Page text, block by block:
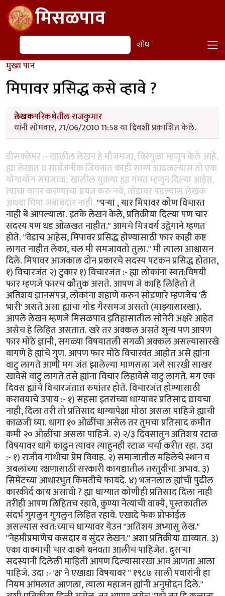
Skip to main contentमिसळपाव
शोध शोध
मुख्य पान
मिपावर प्रसिद्ध कसे व्हावे ?
लेखकपरिकथेतील राजकुमार
यांनी सोमवार, 21/06/2010 11:58 या दिवशी प्रकाशित केले.
डीसक्लेमर :- खालील लेखन हे मौजमजा, विरंगुळा म्हणुन केले आहे.
ह्या लेखात व सार्वजनीक जिवनात काही साम्य आढळल्यास तो एक
योगायोग समजावा. खालील युक्त्या ह्या गंमत म्हणुन दिल्या आहेत,
त्याचा वापर करण्याचा प्रयत्न करु नये, तोंडावर पडल्यास लेखक
अथवा मिपा जबाबदार नाही."पर्‍या , यार मिपावर कोण विचारत
नाही बे आपल्याला. इतके लेखन केले, प्रतिक्रीया दिल्या पण चार
सदस्य पण धड ओळखत नाहीत." आमचे मित्रवर्य उद्वेगाने म्हणत
होते. "वेडाच आहेस, मिपावर प्रसिद्ध होण्यासाठी फार काही कष्ट
लागत नाहीत लेका, चल मी समजावतो तुला." मी त्याला आश्वासन
दिले. मिपावर आजकाल दोन प्रकारचे सदस्य पटकन प्रसिद्ध होतात,
१) विचारजंत २) टुकार १) विचारजंत :- ह्या लोकांना स्वत:विषयी
फार म्हणजे फारच कौतुक असते. आपण जे काहि लिहितो ते
अतिशय ज्ञानसंपन्न, लोकांना शहाणे करुन सोडणारे म्हणजेच 'लै
भारी' असते असा ह्यांचा गोड गैरसमज असतो (माझ्यासारखा).
आपले लेखन म्हणजे मिसळपाव इतिहासातील सोनेरी अक्षरे आहेत
असेच हे लिहित असतात. खरे तर अक्कल असते शुन्य पण आपण
फार मोठे ज्ञानी, सगळ्या विषयातली सगळी अक्कल असल्यासारखे
वागणे हे ह्यांचे गुण. आपण फार मोठे विचारवंत आहोत असे ह्यांना
वाटु लागते आणी मग जंत झालेल्या माणसला जसे सारखी साखर
खावेसे वाटु लागते तसे ह्यांना विचार लिहावेसे वाटु लागते. मग एक
दिवस ह्यांचे विचारजंतात रुपांतर होते. विचारजंत होण्यासाठी
करावयाचे उपाय :- १) सहसा इतरांच्या धाग्यावर प्रतिसाद द्यायचा
नाही, दिला तरी तो प्रतिसाद धाग्यापेक्षा मोठा असला पाहिजे ह्याची
काळजी घ्या. धागा १० ओळींचा असेल तर तुमचा प्रतिसाद कमीत
कमी २० ओळींचा असला पाहिजे. २) २/३ दिवसातुन अतिशय रटाळ
विषयावर धागे काढुन त्यावर त्याहुनही रटाळ चर्चा करीत रहा. उदा
:- १) राजीव गांधीचा प्रेम विवाह. २) समाजातील महिलेचे स्थान व
अबलांच्या रक्षणासाठी सरकारी कायद्यातील तरतुदींचा अभाव. ३)
सिमेंटच्या आधारभुत किंमतीचे फायदे. ४) भजनलाल ह्यांची पुढील
कारकीर्द काय असावी ? ह्या धाग्यात कोणीही प्रतिसाद दिला नाही
तरीही आपण लिहितच रहावे, कुण्या नेत्यांची वाक्ये, पुस्तकातील
संदर्भ गुगलुन गुगलुन लिहित रहावे. एखादे फेक प्रोफाईल
असल्यास स्वत:च्याच धाग्यावर येउन "अतिशय अभ्यासु लेख."
"नेहमीप्रमाणेच कसदार व सुंदर लेखन." अशा प्रतिक्रीया द्याव्यात. ३)
एका वाक्याची चार वाक्ये बनवता आलीच पाहिजेत. दुसर्‍या
सदस्यानी दिलेली माहिती आपण दिल्यासारखा आव आणता आला
पाहिजे. उदा :- 'क्ष' ने एखाद्या विषयावर " १९८७ साली पवारांनी हा
नियम आंमलात आणला, त्याला महाजन ह्यांनी अनुमोदन दिले."